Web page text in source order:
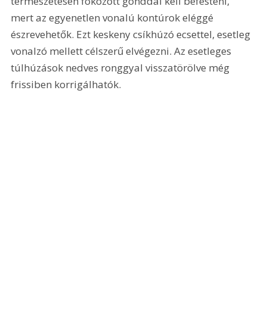
mert az egyenetlen vonalú kontúrok eléggé
észrevehetők. Ezt keskeny csíkhúzó ecsettel, esetleg
vonalzó mellett célszerű elvégezni. Az esetleges
túlhúzások nedves ronggyal visszatörölve még
frissiben korrigálhatók.